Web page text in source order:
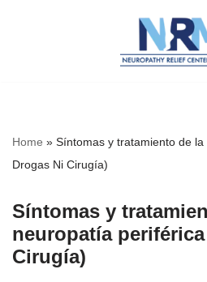
Home » Síntomas y tratamiento de
Drogas Ni Cirugía)
Síntomas y
neuropatía
Cirugía)